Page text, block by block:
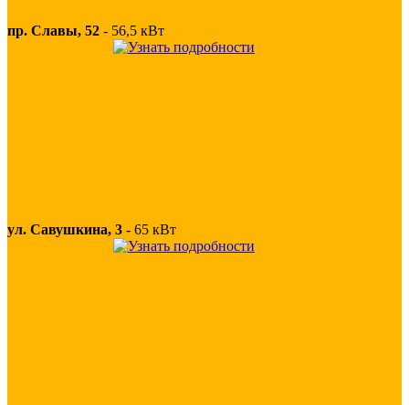
пр. Славы, 52 - 56,5 кВт
ул. Савушкина, 3 - 65 кВт